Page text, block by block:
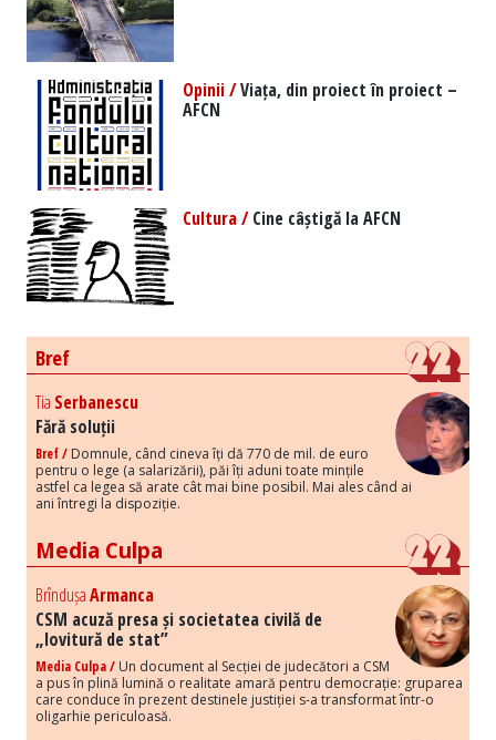
Opinii /Viața, din proiect în proiect –
AFCN
Cultura /Cine câștigă la AFCN
Bref
Tia Serbanescu
Fără soluții
Bref / Domnule, când cineva îți dă 770 de mil. de euro
pentru o lege (a salarizării), păi îți aduni toate mințile
astfel ca legea să arate cât mai bine posibil. Mai ales când ai
ani întregi la dispoziție.
Media Culpa
BrîndușaArmanca
CSM acuză presa și societatea civilă de
„lovitură de stat”
Media Culpa / Un document al Secției de judecători a CSM
a pus în plină lumină o realitate amară pentru democrație: gruparea
care conduce în prezent destinele justiției s-a transformat într-o
oligarhie periculoasă.